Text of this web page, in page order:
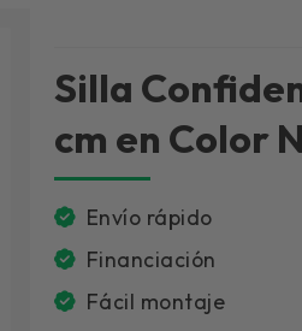
Silla
cm en Color
Envío rápido
Financiación
Fácil montaje